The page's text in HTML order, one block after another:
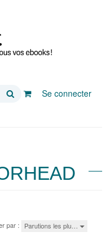
Se connecter
par : Parutions les plu…